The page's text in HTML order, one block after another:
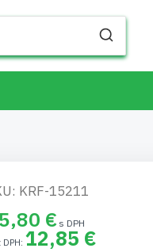
KRF-15211
€
12,85 €